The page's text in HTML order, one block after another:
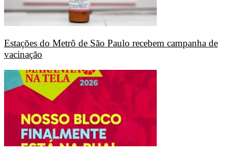
Estações do Metrô de São Paulo recebem campanha de
vacinação